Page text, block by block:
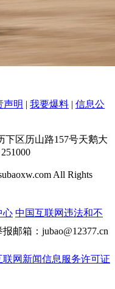
声明 | 我要爆料 | 信息公
下区历山路157号天鹅大
All Rights
中国互联网违法和不
报邮箱：jubao@12377.cn
联网新闻信息服务许可证